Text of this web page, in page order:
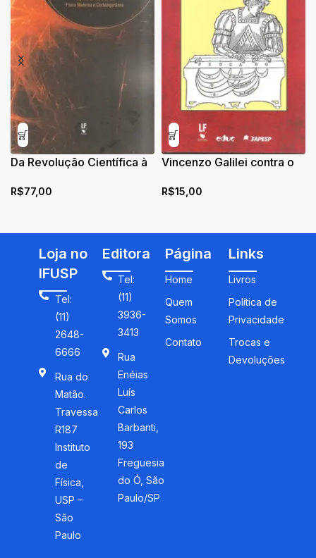
Da Revolução Científica à
Tópicos de História da
R$77,00
Vincenzo Galilei contra o
R$15,00
Loja no
IFUSP
Tel:
(11)
2648-
6666
Rua do
Matão.
Travessa
R187
Instituto
de
Física,
USP –
São
Paulo
Editora
Tel:
(11)
3936-
3413
Rua
Enéias
Luís
Carlos
Barbanti,
193
Freguesia
do Ó, São
Paulo/SP
Página
Home
Quem
Somos
Contato
Links
Livros
Política de
Privacidade
Trocas e
Devoluções